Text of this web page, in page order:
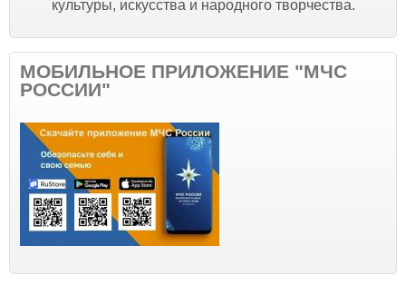
культуры, искусства и народного творчества.
МОБИЛЬНОЕ ПРИЛОЖЕНИЕ "МЧС
РОССИИ"